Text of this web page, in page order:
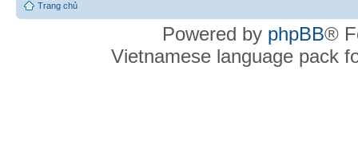
Trang chủ
Powered by phpBB®
Vietnamese language pack